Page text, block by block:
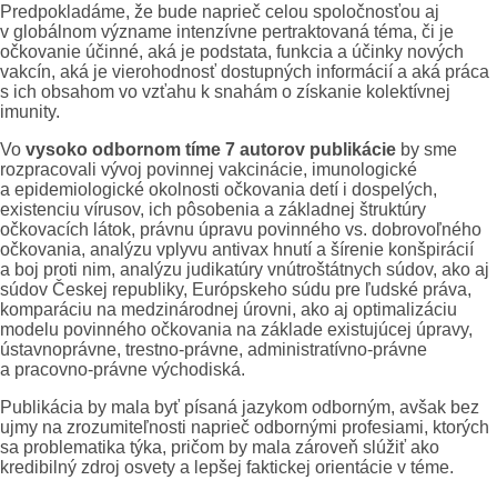
Predpokladáme, že bude naprieč celou spoločnosťou aj
v globálnom význame intenzívne pertraktovaná téma, či je
očkovanie účinné, aká je podstata, funkcia a účinky nových
vakcín, aká je vierohodnosť dostupných informácií a aká práca
s ich obsahom vo vzťahu k snahám o získanie kolektívnej
imunity.
Vo vysoko odbornom tíme 7 autorov publikácie by sme
rozpracovali vývoj povinnej vakcinácie, imunologické
a epidemiologické okolnosti očkovania detí i dospelých,
existenciu vírusov, ich pôsobenia a základnej štruktúry
očkovacích látok, právnu úpravu povinného vs. dobrovoľného
očkovania, analýzu vplyvu antivax hnutí a šírenie konšpirácií
a boj proti nim, analýzu judikatúry vnútroštátnych súdov, ako aj
súdov Českej republiky, Európskeho súdu pre ľudské práva,
komparáciu na medzinárodnej úrovni, ako aj optimalizáciu
modelu povinného očkovania na základe existujúcej úpravy,
ústavnoprávne, trestno-právne, administratívno-právne
a pracovno-právne východiská.
Publikácia by mala byť písaná jazykom odborným, avšak bez
ujmy na zrozumiteľnosti naprieč odbornými profesiami, ktorých
sa problematika týka, pričom by mala zároveň slúžiť ako
kredibilný zdroj osvety a lepšej faktickej orientácie v téme.